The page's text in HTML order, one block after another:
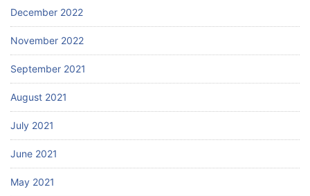
December 2022
November 2022
September 2021
August 2021
July 2021
June 2021
May 2021